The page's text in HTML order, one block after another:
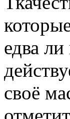
едва
своё